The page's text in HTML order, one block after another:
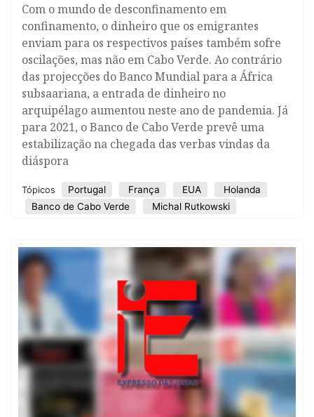
Com o mundo de desconfinamento em
confinamento, o dinheiro que os emigrantes
enviam para os respectivos países também sofre
oscilações, mas não em Cabo Verde. Ao contrário
das projecções do Banco Mundial para a África
subsaariana, a entrada de dinheiro no
arquipélago aumentou neste ano de pandemia. Já
para 2021, o Banco de Cabo Verde prevê uma
estabilização na chegada das verbas vindas da
diáspora
Tópicos Portugal França EUA
Holanda
Banco de Cabo Verde
Michal Rutkowski